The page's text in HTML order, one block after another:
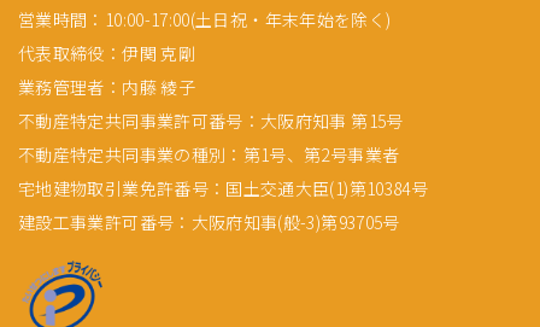
営業時間：10:00-17:00(土日祝・年末年始を除く)
代表取締役：伊関 克剛
業務管理者：内藤 綾子
不動産特定共同事業許可番号：大阪府知事 第15号
不動産特定共同事業の種別：第1号、第2号事業者
宅地建物取引業免許番号：国土交通大臣(1)第10384号
建設工事業許可番号：大阪府知事(般-3)第93705号